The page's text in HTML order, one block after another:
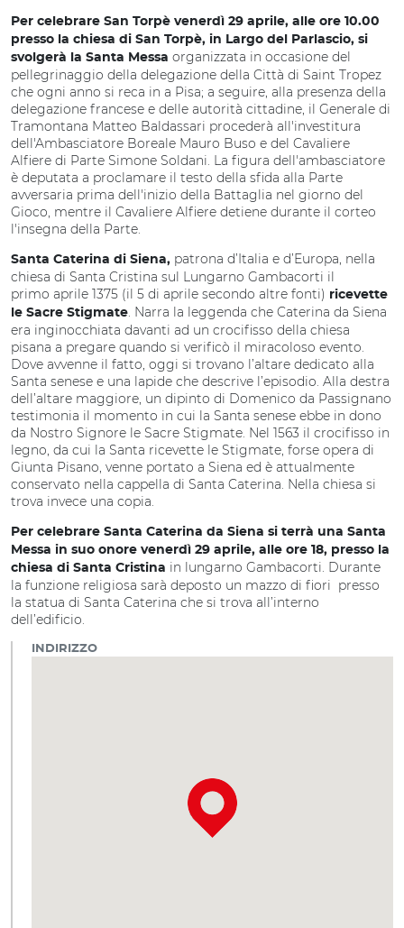
Per celebrare San Torpè venerdì 29 aprile, alle ore 10.00
presso la chiesa di San Torpè, in Largo del Parlascio, si
svolgerà la Santa Messa organizzata in occasione del
pellegrinaggio della delegazione della Città di Saint Tropez
che ogni anno si reca in a Pisa; a seguire, alla presenza della
delegazione francese e delle autorità cittadine, il Generale di
Tramontana Matteo Baldassari procederà all'investitura
dell'Ambasciatore Boreale Mauro Buso e del Cavaliere
Alfiere di Parte Simone Soldani. La figura dell'ambasciatore
è deputata a proclamare il testo della sfida alla Parte
avversaria prima dell'inizio della Battaglia nel giorno del
Gioco, mentre il Cavaliere Alfiere detiene durante il corteo
l'insegna della Parte.
Santa Caterina di Siena, patrona d’Italia e d’Europa, nella
chiesa di Santa Cristina sul Lungarno Gambacorti il
primo aprile 1375 (il 5 di aprile secondo altre fonti) ricevette
le Sacre Stigmate. Narra la leggenda che Caterina da Siena
era inginocchiata davanti ad un crocifisso della chiesa
pisana a pregare quando si verificò il miracoloso evento.
Dove avvenne il fatto, oggi si trovano l’altare dedicato alla
Santa senese e una lapide che descrive l’episodio. Alla destra
dell’altare maggiore, un dipinto di Domenico da Passignano
testimonia il momento in cui la Santa senese ebbe in dono
da Nostro Signore le Sacre Stigmate. Nel 1563 il crocifisso in
legno, da cui la Santa ricevette le Stigmate, forse opera di
Giunta Pisano, venne portato a Siena ed è attualmente
conservato nella cappella di Santa Caterina. Nella chiesa si
trova invece una copia.
Per celebrare Santa Caterina da Siena si terrà una Santa
Messa in suo onore venerdì 29 aprile, alle ore 18, presso la
chiesa di Santa Cristina in lungarno Gambacorti. Durante
la funzione religiosa sarà deposto un mazzo di fiori presso
la statua di Santa Caterina che si trova all’interno
dell’edificio.
INDIRIZZO